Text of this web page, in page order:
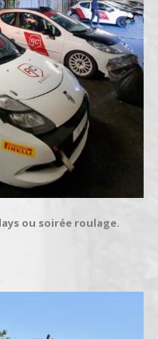
ou soirée roulage.